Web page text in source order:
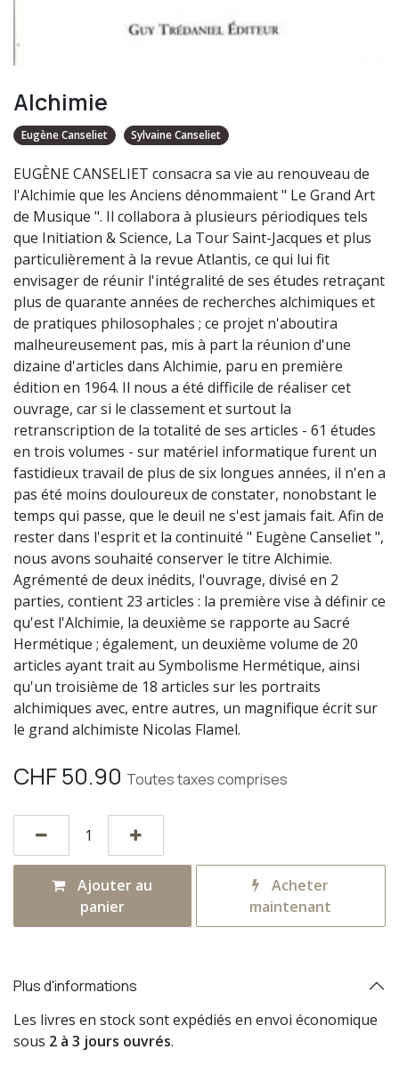
Alchimie
Eugène Canseliet Sylvaine Canseliet
EUGÈNE CANSELIET consacra sa vie au renouveau de
l'Alchimie que les Anciens dénommaient " Le Grand Art
de Musique ". Il collabora à plusieurs périodiques tels
que Initiation & Science, La Tour Saint-Jacques et plus
particulièrement à la revue Atlantis, ce qui lui fit
envisager de réunir l'intégralité de ses études retraçant
plus de quarante années de recherches alchimiques et
de pratiques philosophales ; ce projet n'aboutira
malheureusement pas, mis à part la réunion d'une
dizaine d'articles dans Alchimie, paru en première
édition en 1964. Il nous a été difficile de réaliser cet
ouvrage, car si le classement et surtout la
retranscription de la totalité de ses articles - 61 études
en trois volumes - sur matériel informatique furent un
fastidieux travail de plus de six longues années, il n'en a
pas été moins douloureux de constater, nonobstant le
temps qui passe, que le deuil ne s'est jamais fait. Afin de
rester dans l'esprit et la continuité " Eugène Canseliet ",
nous avons souhaité conserver le titre Alchimie.
Agrémenté de deux inédits, l'ouvrage, divisé en 2
parties, contient 23 articles : la première vise à définir ce
qu'est l'Alchimie, la deuxième se rapporte au Sacré
Hermétique ; également, un deuxième volume de 20
articles ayant trait au Symbolisme Hermétique, ainsi
qu'un troisième de 18 articles sur les portraits
alchimiques avec, entre autres, un magnifique écrit sur
le grand alchimiste Nicolas Flamel.
CHF50.90 Toutes taxes comprises
Ajouter au
panier
Acheter
maintenant
Plus d'informations
Les livres en stock sont expédiés en envoi économique
sous 2 à 3 jours ouvrés.